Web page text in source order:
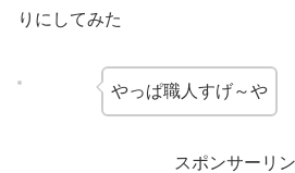
りにしてみた
やっぱ職人すげ～や
スポンサーリ